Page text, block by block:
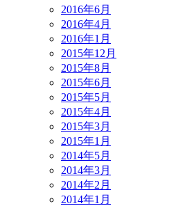
2016年6月
2016年4月
2016年1月
2015年12月
2015年8月
2015年6月
2015年5月
2015年4月
2015年3月
2015年1月
2014年5月
2014年3月
2014年2月
2014年1月